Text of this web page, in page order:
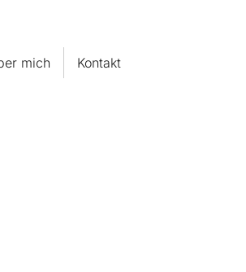
mich Kontakt